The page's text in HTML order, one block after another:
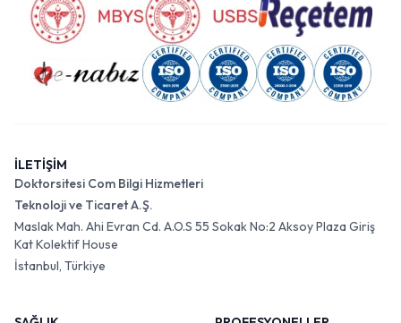
İLETİŞİM
Doktorsitesi Com Bilgi Hizmetleri
Teknoloji ve Ticaret A.Ş.
Maslak Mah. Ahi Evran Cd. A.O.S 55 Sokak No:2 Aksoy Plaza Giriş
Kat Kolektif House
İstanbul, Türkiye